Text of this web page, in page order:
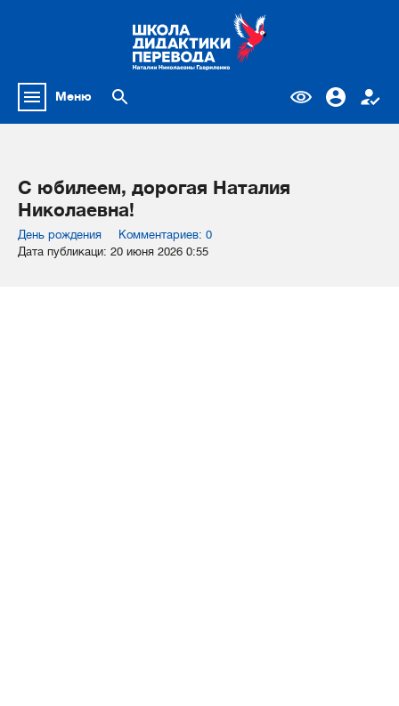
Меню
С юбилеем, дорогая Наталия
Николаевна!
День рождения
Комментариев: 0
Дата публикаци: 20 июня 2026 0:55